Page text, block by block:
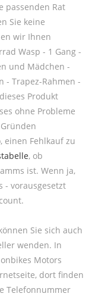
passenden Rat
Sie keine
wir Ihnen
Wasp - 1 Gang -
und Mädchen -
- Trapez-Rahmen -
Produkt
ohne Probleme
einen Fehlkauf zu
, ob
ist. Wenn ja,
- vorausgesetzt
Sie sich auch
wenden. In
Motors
dort finden
Telefonnummer